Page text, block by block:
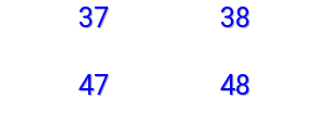
37 38
47 48